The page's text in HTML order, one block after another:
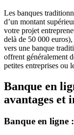
Les banques
d’un montant
votre projet
delà de 50 000
vers une banque
offrent généralement
petites entreprises ou
Banque en
avantages et
Banque en ligne